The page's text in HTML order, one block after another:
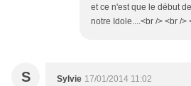
et ce n'est que le début
notre Idole....<br /> <br />
S Sylvie 17/01/2014 11:02